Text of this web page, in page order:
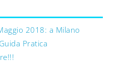
2018: a Milano
Pratica